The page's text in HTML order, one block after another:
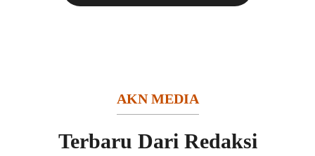
AKN MEDIA
Terbaru Dari Redaksi